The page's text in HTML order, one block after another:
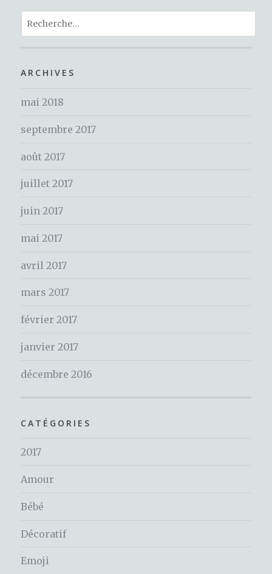
b
o
k
r
ta
R
e
h
r
e
:
ARCHIVES
mai 2018
septembre 2017
août 2017
juillet 2017
juin 2017
mai 2017
avril 2017
mars 2017
février 2017
janvier 2017
décembre 2016
CATÉGORIES
2017
Amour
Bébé
Décoratif
Emoji